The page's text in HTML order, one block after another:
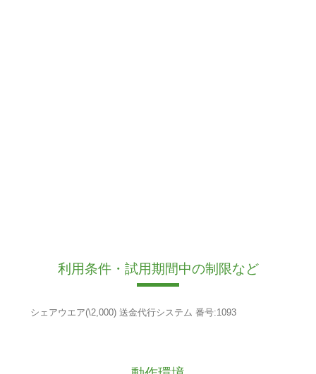
利用条件・試用期間中の制限など
シェアウエア(\2,000) 送金代行システム 番号:1093